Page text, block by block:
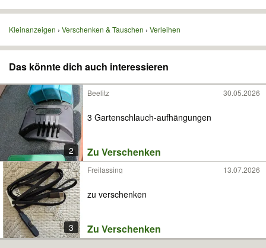
Kleinanzeigen Verschenken & Tauschen Verleihen
Das könnte dich auch interessieren
2
Beelitz 30.05.2026
3 Gartenschlauch-aufhängungen
Zu Verschenken
3
Freilassing 13.07.2026
zu verschenken
Zu Verschenken